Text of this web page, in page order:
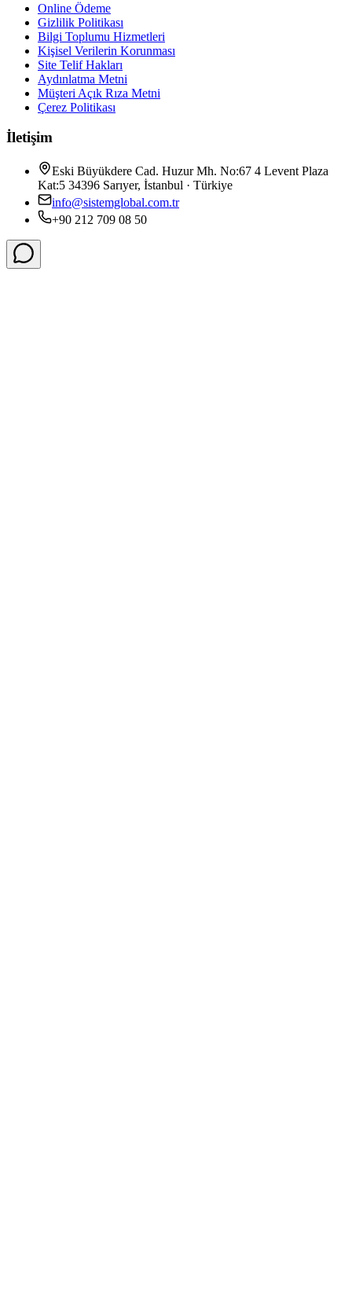
Online Ödeme
Gizlilik Politikası
Bilgi Toplumu Hizmetleri
Kişisel Verilerin Korunması
Site Telif Hakları
Aydınlatma Metni
Müşteri Açık Rıza Metni
Çerez Politikası
İletişim
Eski Büyükdere Cad. Huzur Mh. No:67 4 Levent Plaza
Kat:5 34396 Sarıyer, İstanbul · Türkiye
info@sistemglobal.com.tr
+90 212 709 08 50